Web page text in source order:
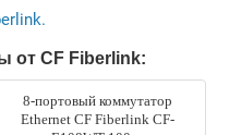
от CF Fiberlink:
8-портовый коммутатор
Ethernet CF Fiberlink CF-